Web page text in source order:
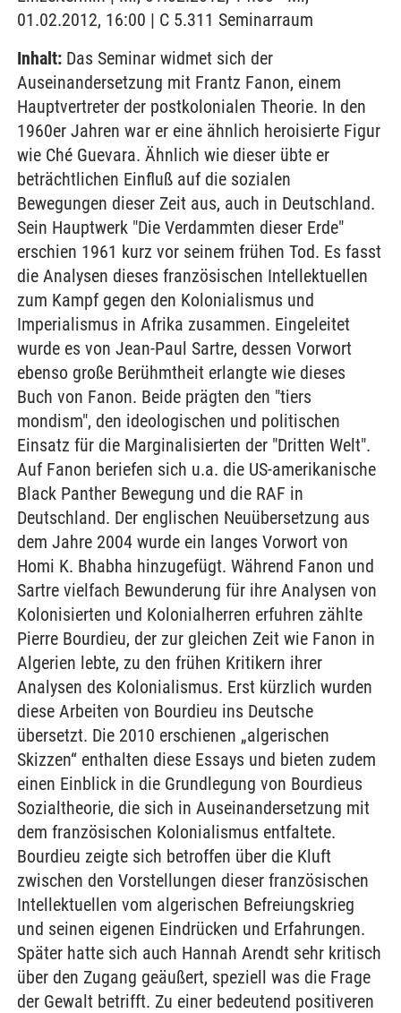
01.02.2012, 16:00 | C 5.311 Seminarraum
Inhalt: Das Seminar widmet sich der
Auseinandersetzung mit Frantz Fanon, einem
Hauptvertreter der postkolonialen Theorie. In den
1960er Jahren war er eine ähnlich heroisierte Figur
wie Ché Guevara. Ähnlich wie dieser übte er
beträchtlichen Einfluß auf die sozialen
Bewegungen dieser Zeit aus, auch in Deutschland.
Sein Hauptwerk "Die Verdammten dieser Erde"
erschien 1961 kurz vor seinem frühen Tod. Es fasst
die Analysen dieses französischen Intellektuellen
zum Kampf gegen den Kolonialismus und
Imperialismus in Afrika zusammen. Eingeleitet
wurde es von Jean-Paul Sartre, dessen Vorwort
ebenso große Berühmtheit erlangte wie dieses
Buch von Fanon. Beide prägten den "tiers
mondism", den ideologischen und politischen
Einsatz für die Marginalisierten der "Dritten Welt".
Auf Fanon beriefen sich u.a. die US-amerikanische
Black Panther Bewegung und die RAF in
Deutschland. Der englischen Neuübersetzung aus
dem Jahre 2004 wurde ein langes Vorwort von
Homi K. Bhabha hinzugefügt. Während Fanon und
Sartre vielfach Bewunderung für ihre Analysen von
Kolonisierten und Kolonialherren erfuhren zählte
Pierre Bourdieu, der zur gleichen Zeit wie Fanon in
Algerien lebte, zu den frühen Kritikern ihrer
Analysen des Kolonialismus. Erst kürzlich wurden
diese Arbeiten von Bourdieu ins Deutsche
übersetzt. Die 2010 erschienen „algerischen
Skizzen“ enthalten diese Essays und bieten zudem
einen Einblick in die Grundlegung von Bourdieus
Sozialtheorie, die sich in Auseinandersetzung mit
dem französischen Kolonialismus entfaltete.
Bourdieu zeigte sich betroffen über die Kluft
zwischen den Vorstellungen dieser französischen
Intellektuellen vom algerischen Befreiungskrieg
und seinen eigenen Eindrücken und Erfahrungen.
Später hatte sich auch Hannah Arendt sehr kritisch
über den Zugang geäußert, speziell was die Frage
der Gewalt betrifft. Zu einer bedeutend positiveren